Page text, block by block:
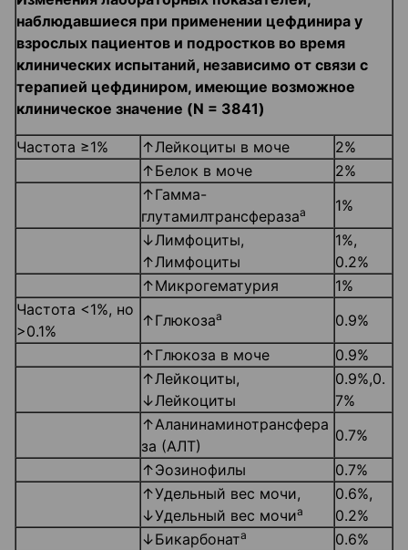
наблюдавшиеся при применении цефдини­ра у
взрослых пациентов и подростков во время
клинических испытаний, независимо от связи с
терапией цефдиниром, имеющие возможное
клиническое значение (N = 3841)
Частота ≥1% ↑Лейкоциты в моче
2%
↑Белок в моче
2%
↑Гамма-
глутамилтрансферазаа
1%
↓Лимфоциты,
↑Лимфоциты
1%,
0.2%
↑Микрогематурия
1%
Частота <1%, но
>0.1%
↑Глюкозаа
0.9%
↑Глюкоза в моче
0.9%
↑Лейкоциты,
↓Лейкоциты
0.9%,0.
7%
↑Аланинаминотрансфера
за (АЛТ)
0.7%
↑Эозинофилы
0.7%
↑Удельный вес мочи,
↓Удельный вес мочиа
0.6%,
0.2%
↓Бикарбоната
0.6%